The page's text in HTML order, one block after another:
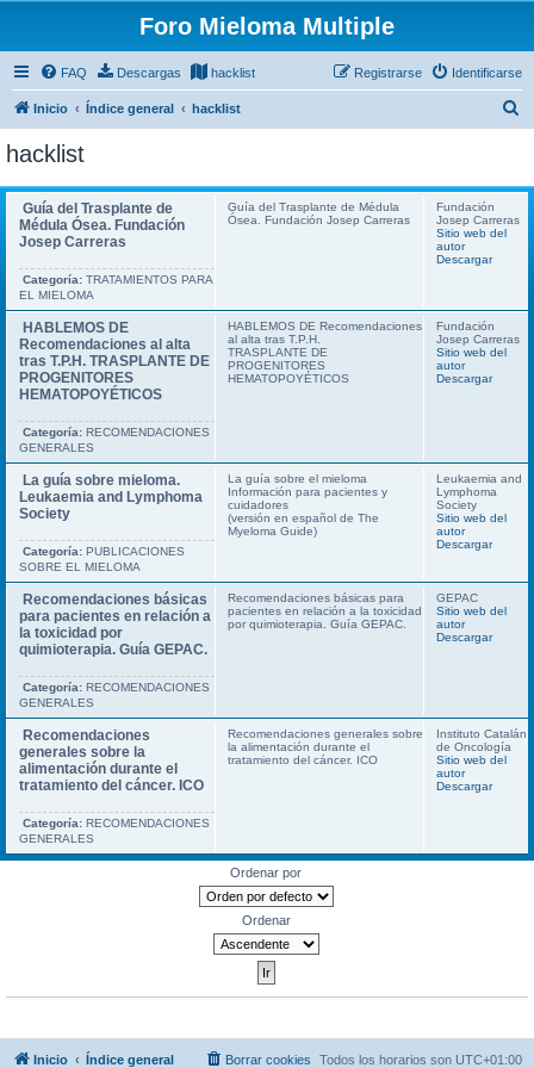
Foro Mieloma Multiple
FAQ Descargas hacklist Identificarse
Registrarse
Inicio Índice general hacklist
c
hacklist
Guía del Trasplante de
Médula Ósea. Fundación
Josep Carreras
Categoría: TRATAMIENTOS PARA
EL MIELOMA
Guía del Trasplante de Médula
Ósea. Fundación Josep Carreras
Fundación
Josep Carreras
Sitio web del
autor
Descargar
HABLEMOS DE
Recomendaciones al alta
tras T.P.H. TRASPLANTE DE
PROGENITORES
HEMATOPOYÉTICOS
Categoría: RECOMENDACIONES
GENERALES
HABLEMOS DE Recomendaciones
al alta tras T.P.H.
TRASPLANTE DE
PROGENITORES
HEMATOPOYÉTICOS
Fundación
Josep Carreras
Sitio web del
autor
Descargar
La guía sobre mieloma.
Leukaemia and Lymphoma
Society
Categoría: PUBLICACIONES
SOBRE EL MIELOMA
La guía sobre el mieloma
Información para pacientes y
cuidadores
(versión en español de The
Myeloma Guide)
Leukaemia and
Lymphoma
Society
Sitio web del
autor
Descargar
Recomendaciones básicas
para pacientes en relación a
la toxicidad por
quimioterapia. Guía GEPAC.
Categoría: RECOMENDACIONES
GENERALES
Recomendaciones básicas para
pacientes en relación a la toxicidad
por quimioterapia. Guía GEPAC.
GEPAC
Sitio web del
autor
Descargar
Recomendaciones
generales sobre la
alimentación durante el
tratamiento del cáncer. ICO
Categoría: RECOMENDACIONES
GENERALES
Recomendaciones generales sobre
la alimentación durante el
tratamiento del cáncer. ICO
Instituto Catalán
de Oncología
Sitio web del
autor
Descargar
Ordenar por
Ordenar
Inicio Índice general Todos los horarios son UTC+01:00
Borrar cookies